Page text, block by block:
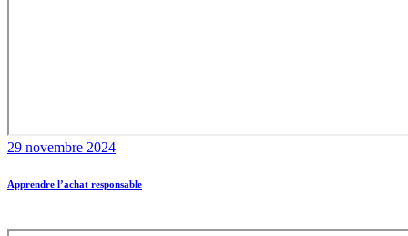
29 novembre 2024
Apprendre l’achat responsable